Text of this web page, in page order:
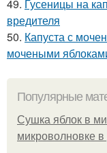
49. Гусеницы на
вредителя
50. Капуста с
мочеными
Популярные
Сушка яблок в
микроволновке